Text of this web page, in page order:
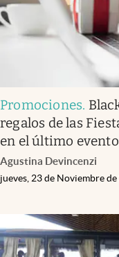
Promociones.
regalos de las
en el último
Agustina Devincenzi
jueves, 23 de Noviembre